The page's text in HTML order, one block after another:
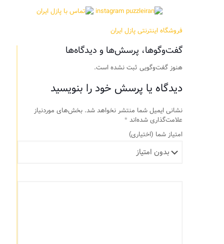
فروشگاه اینترنتی پازل ایران
گفت‌وگوها، پرسش‌ها و دیدگاه‌ها
هنوز گفت‌وگویی ثبت نشده است.
دیدگاه یا پرسش خود را بنویسید
نشانی ایمیل شما منتشر نخواهد شد. بخش‌های موردنیاز
علامت‌گذاری شده‌اند *
امتیاز شما (اختیاری)